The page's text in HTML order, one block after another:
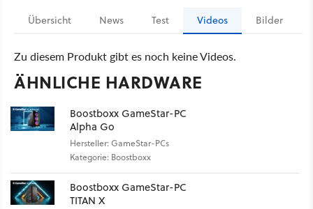
Übersicht News Test Videos Bilder
Zu diesem Produkt gibt es noch keine Videos.
ÄHNLICHE HARDWARE
Boostboxx GameStar-PC
Alpha Go
Hersteller: GameStar-PCs
Kategorie: Boostboxx
Boostboxx GameStar-PC
TITAN X